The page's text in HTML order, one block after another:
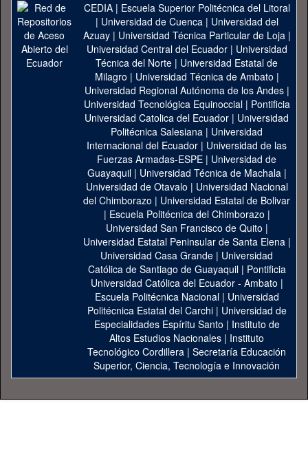
CEDIA| Escuela Superior Politécnica del Litoral
| Universidad de Cuenca| Universidad del
Azuay| Universidad Técnica Particular de Loja|
Universidad Central del Ecuador| Universidad
Técnica del Norte | Universidad Estatal de
Milagro | Universidad Técnica de Ambato |
Universidad Regional Autónoma de los Andes|
Universidad Tecnológica Equinoccial| Pontificia
Universidad Catolica del Ecuador | Universidad
Politécnica Salesiana | Universidad
Internacional del Ecuador | Universidad de las
Fuerzas Armadas-ESPE | Universidad de
Guayaquil| Universidad Técnica de Machala|
Universidad de Otavalo | Universidad Nacional
del Chimborazo | Universidad Estatal de Bolivar
| Escuela Politécnica del Chimborazo |
Universidad San Francisco de Quito |
Universidad Estatal Peninsular de Santa Elena|
Universidad Casa Grande | Universidad
Católica de Santiago de Guayaquil| Pontificia
Universidad Católica del Ecuador - Ambato |
Escuela Politécnica Nacional| Universidad
Politécnica Estatal del Carchi| Universidad de
Especialidades Espíritu Santo | Instituto de
Altos Estudios Nacionales | Instituto
Tecnológico Cordillera | Secretaría Educación
Superior, Ciencia, Tecnología e Innovación